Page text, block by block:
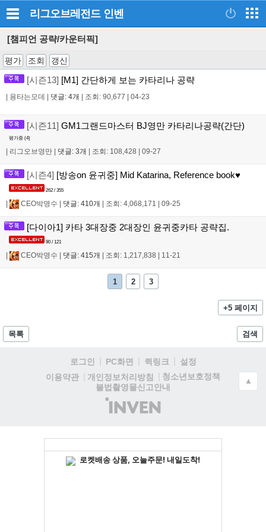
리그오브레전드 인벤
[챔피언 공략/카운터픽]
평가 조회 갱신
[시즌13] [M1] 간단하게 보는 카타리나 공략
용타는모데 댓글: 4개 조회: 90,677 04-23
[시즌11] GM1그랜드마스터 BJ영만 카타리나공략(간단)
평가중 (4)
리그오브영만 댓글: 3개 조회: 108,428 09-27
[시즌4] [방송on 윤귀중] Mid Katarina, Reference book♥
262 / 355
| CEO박명수 | 댓글: 410개 | 조회: 4,068,171 | 09-25
[다이아1] 카타 3대장중 2대장인 윤귀중카타 공략집.
90 / 121
CEO박명수 댓글: 415개 조회: 1,217,838 11-21
1 2 3
+5 페이지
목록 검색
로그인 PC화면 퀵링크
설정
이용약관
개인정보처리방침
청소년보호정책
불법촬영물신고안내
(주)
인
▲